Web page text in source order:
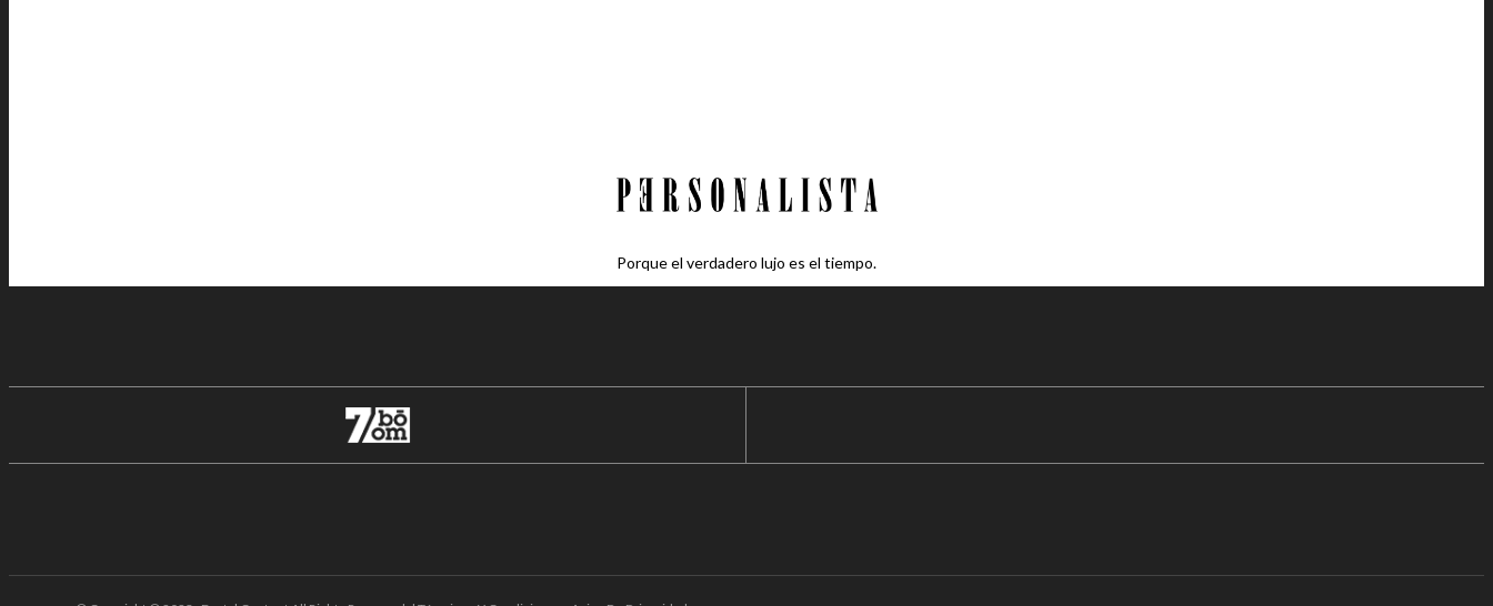
Porque el verdadero lujo es el tiempo.